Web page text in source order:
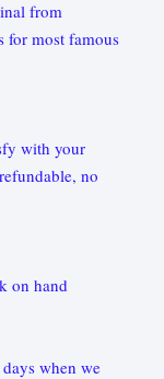
from
for most famous
with your
no
on hand
when we